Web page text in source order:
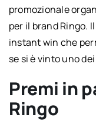
promozionale
per il brand Ringo.
instant win che
se si è vinto uno
Premi in
Ringo